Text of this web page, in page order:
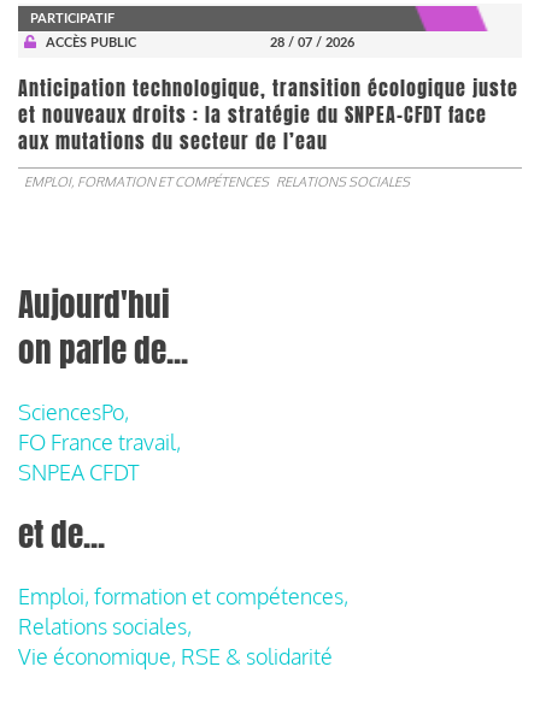
PARTICIPATIF
ACCÈS PUBLIC
28 / 07 / 2026
Anticipation technologique, transition écologique juste
et nouveaux droits : la stratégie du SNPEA-CFDT face
aux mutations du secteur de l’eau
EMPLOI, FORMATION ET COMPÉTENCES RELATIONS SOCIALES
Aujourd'hui
on parle de...
SciencesPo,
FO France travail,
SNPEA CFDT
et de...
Emploi, formation et compétences,
Relations sociales,
Vie économique, RSE & solidarité